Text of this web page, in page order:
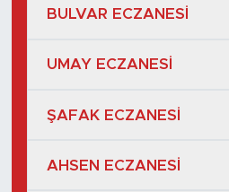
BULVAR ECZANESİ
UMAY ECZANESİ
ŞAFAK ECZANESİ
AHSEN ECZANESİ